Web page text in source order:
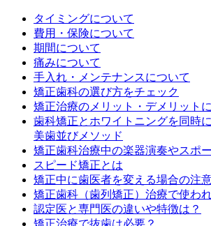
タイミングについて
費用・保険について
期間について
痛みについて
手入れ・メンテナンスについて
矯正歯科の選び方をチェック
矯正治療のメリット・デメリット
歯科矯正とホワイトニングを同時
美歯並びメソッド
矯正歯科治療中の楽器演奏やスポ
スピード矯正とは
矯正中に歯医者を変える場合の注
矯正歯科（歯列矯正）治療で使わ
認定医と専門医の違いや特徴は？